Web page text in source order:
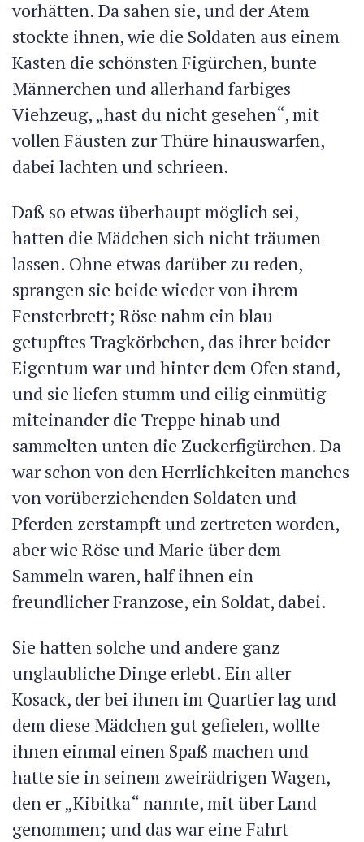
vorhätten. Da sahen sie, und der Atem
stockte ihnen, wie die Soldaten aus einem
Kasten die schönsten Figürchen, bunte
Männerchen und allerhand farbiges
Viehzeug, „hast du nicht gesehen“, mit
vollen Fäusten zur Thüre hinauswarfen,
dabei lachten und schrieen.
Daß so etwas überhaupt möglich sei,
hatten die Mädchen sich nicht träumen
lassen. Ohne etwas darüber zu reden,
sprangen sie beide wieder von ihrem
Fensterbrett; Röse nahm ein blau-
getupftes Tragkörbchen, das ihrer beider
Eigentum war und hinter dem Ofen stand,
und sie liefen stumm und eilig einmütig
miteinander die Treppe hinab und
sammelten unten die Zuckerfigürchen. Da
war schon von den Herrlichkeiten manches
von vorüberziehenden Soldaten und
Pferden zerstampft und zertretenworden,
aber wie Röse und Marie über dem
Sammeln waren, half ihnen ein
freundlicher Franzose, ein Soldat, dabei.
Sie hatten solche und andere ganz
unglaubliche Dinge erlebt. Ein alter
Kosack, der bei ihnen im Quartier lag und
dem diese Mädchen gut gefielen, wollte
ihnen einmal einen Spaß machen und
hatte sie in seinem zweirädrigen Wagen,
den er „Kibitka“ nannte, mit über Land
genommen; und das war eine Fahrt